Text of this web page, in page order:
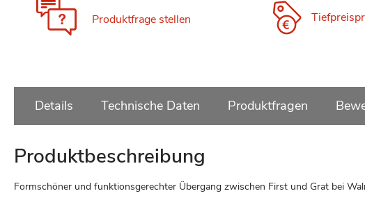
Produktfrage stellen
Details Technische Daten Produktfragen
Produktbeschreibung
Formschöner und funktionsgerechter Übergang zwischen First und Grat bei